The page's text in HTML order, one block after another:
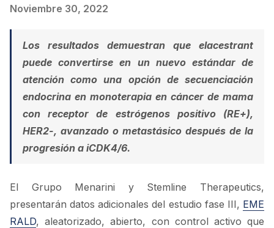
Noviembre 30, 2022
Los resultados demuestran que elacestrant
puede convertirse en un nuevo estándar de
atención como una opción de secuenciación
endocrina en monoterapia en cáncer de mama
con receptor de estrógenos positivo (RE+),
HER2-, avanzado o metastásico después de la
progresión a iCDK4/6.
El Grupo Menarini y Stemline Therapeutics,
presentarán datos adicionales del estudio fase III, EME
RALD, aleatorizado, abierto, con control activo que